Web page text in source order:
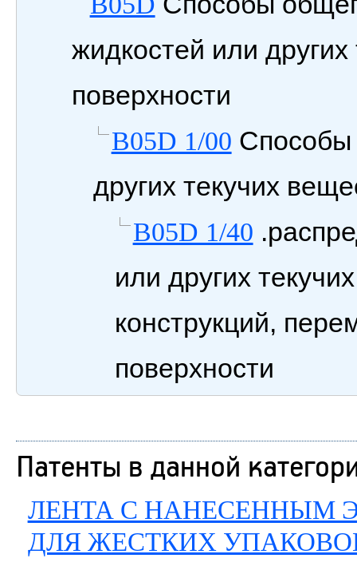
жидкостей или
поверхности
B05D 1/00 Способы
других текучих
B05D 1/40
или других
конструкций,
поверхности
Патенты в данной
ЛЕНТА С НАНЕСЕННЫМ
ДЛЯ ЖЕСТКИХ